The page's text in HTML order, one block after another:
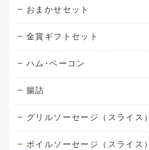
おまかせセット
金賞ギフトセット
ハム･ベーコン
腸詰
グリルソーセージ（スライス）
ボイルソーセージ（スライス）